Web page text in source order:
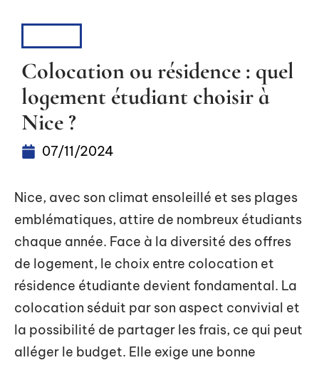
Colocation ou résidence : quel
logement étudiant choisir à
Nice ?
07/11/2024
Nice, avec son climat ensoleillé et ses plages
emblématiques, attire de nombreux étudiants
chaque année. Face à la diversité des offres
de logement, le choix entre colocation et
résidence étudiante devient fondamental. La
colocation séduit par son aspect convivial et
la possibilité de partager les frais, ce qui peut
alléger le budget. Elle exige une bonne